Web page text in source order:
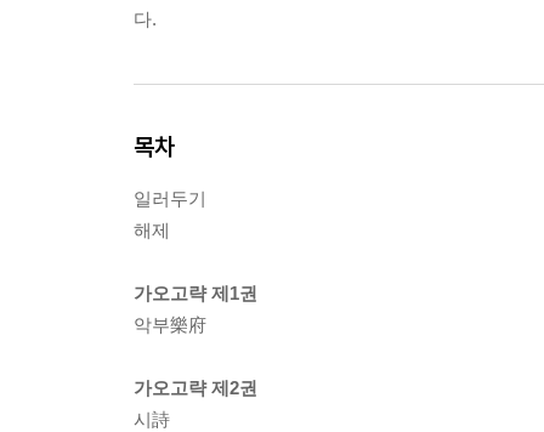
다.
목차
일러두기
해제
가오고략 제1권
악부樂府
가오고략 제2권
시詩